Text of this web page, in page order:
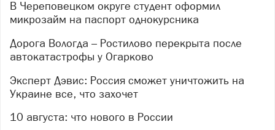
В Череповецком округе студент оформил
микрозайм на паспорт однокурсника
Дорога Вологда – Ростилово перекрыта после
автокатастрофы у Огарково
Эксперт Дэвис: Россия сможет уничтожить на
Украине все, что захочет
10 августа: что нового в России